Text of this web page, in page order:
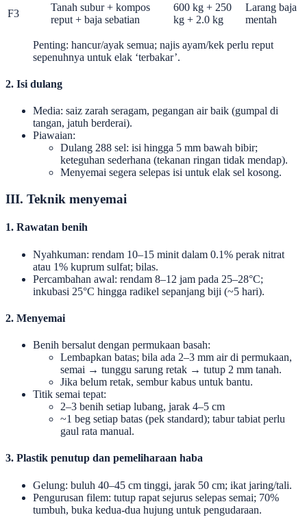
F3
Tanah subur + kompos
reput + baja sebatian
600 kg + 250
kg + 2.0 kg
Larang baja
mentah
Penting: hancur/ayak semua; najis ayam/kek perlu reput
sepenuhnya untuk elak ‘terbakar’.
2. Isi dulang
Media: saiz zarah seragam, pegangan air baik (gumpal di
tangan, jatuh berderai).
Piawaian:
Dulang 288 sel: isi hingga 5 mm bawah bibir;
keteguhan sederhana (tekanan ringan tidak mendap).
Menyemai segera selepas isi untuk elak sel kosong.
III. Teknik menyemai
1. Rawatan benih
Nyahkuman: rendam 10–15 minit dalam 0.1% perak nitrat
atau 1% kuprum sulfat; bilas.
Percambahan awal: rendam 8–12 jam pada 25–28°C;
inkubasi 25°C hingga radikel sepanjang biji (~5 hari).
2. Menyemai
Benih bersalut dengan permukaan basah:
Lembapkan batas; bila ada 2–3 mm air di permukaan,
semai → tunggu sarung retak → tutup 2 mm tanah.
Jika belum retak, sembur kabus untuk bantu.
Titik semai tepat:
2–3 benih setiap lubang, jarak 4–5 cm
~1 beg setiap batas (pek standard); tabur tabiat perlu
gaul rata manual.
3. Plastik penutup dan pemeliharaan haba
Gelung: buluh 40–45 cm tinggi, jarak 50 cm; ikat jaring/tali.
Pengurusan filem: tutup rapat sejurus selepas semai; 70%
tumbuh, buka kedua-dua hujung untuk pengudaraan.